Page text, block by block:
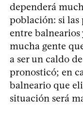
dependerá
población: si las
entre
mucha gente
a ser un caldo
pronosticó; en
balneario que
situación será